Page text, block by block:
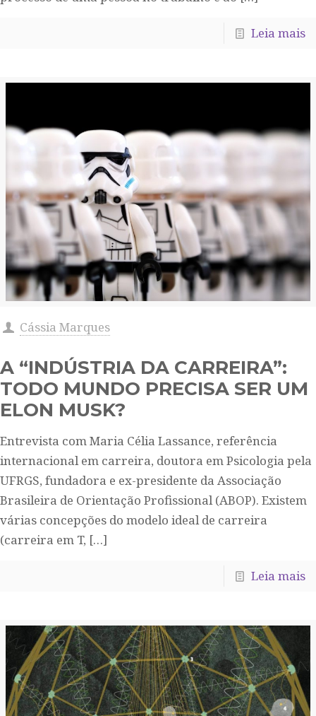
Leia mais
Cássia Marques
A “INDÚSTRIA DA CARREIRA”​:
TODO MUNDO PRECISA SER UM
ELON MUSK?
Entrevista com Maria Célia Lassance, referência
internacional em carreira, doutora em Psicologia pela
UFRGS, fundadora e ex-presidente da Associação
Brasileira de Orientação Profissional (ABOP). Existem
várias concepções do modelo ideal de carreira
(carreira em T, […]
Leia mais